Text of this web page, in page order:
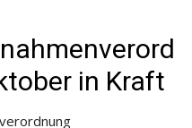
in Kraft